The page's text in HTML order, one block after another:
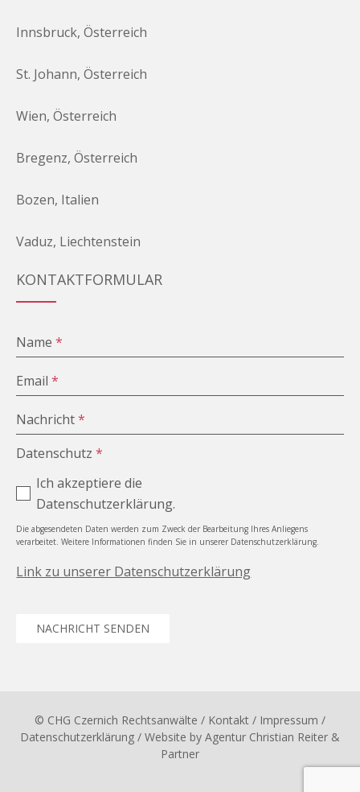
Innsbruck, Österreich
St. Johann, Österreich
Wien, Österreich
Bregenz, Österreich
Bozen, Italien
Vaduz, Liechtenstein
KONTAKTFORMULAR
Name*
Email*
Nachricht*
Datenschutz*
Ich akzeptiere die
Datenschutzerklärung.
Die abgesendeten Daten werden zum Zweck der Bearbeitung Ihres Anliegens
verarbeitet. Weitere Informationen finden Sie in unserer Datenschutzerklärung.
Link zu unserer Datenschutzerklärung
NACHRICHT SENDEN
© CHG Czernich Rechtsanwälte / Kontakt / Impressum /
Datenschutzerklärung / Website by Agentur Christian Reiter &
Partner